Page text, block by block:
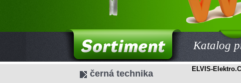
ELVIS-
černá technika
Katalog